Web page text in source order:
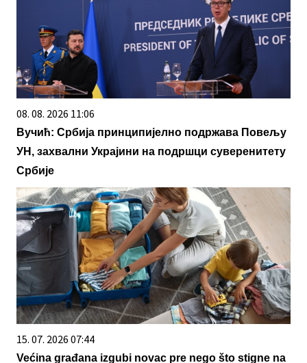
08. 08. 2026 11:06
Вучић: Србија принципијелно подржава Повељу
УН, захвални Украјини на подршци суверенитету
Србије
15. 07. 2026 07:44
Većina građana izgubi novac pre nego što stigne na